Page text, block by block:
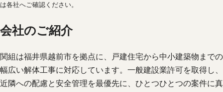
は各社へご確認ください。
会社のご紹介
関組は福井県越前市を拠点に、戸建住宅から中小建築物までの
幅広い解体工事に対応しています。一般建設業許可を取得し、
近隣への配慮と安全管理を最優先に、ひとつひとつの案件に真